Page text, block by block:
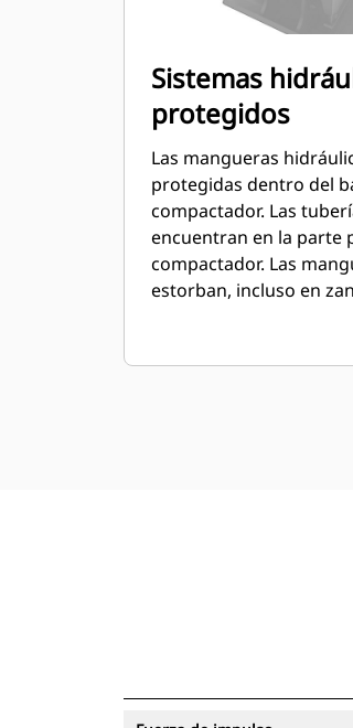
Sistemas
protegidos
Las mangueras
protegidas dentro del
compactador. Las
encuentran en la parte
compactador. Las
estorban, incluso en